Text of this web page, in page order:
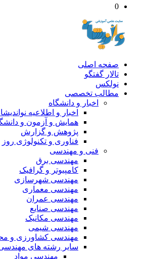
صفحه اصلی
تالار گفتگو
نولکس
مطالب تخصصی
اخبار و دانشگاه
اخبار و اطلاعیه نواندیشان
همایش و آزمون و دانشگاه
پژوهش و گزارش
فناوری و تکنولوژی روز
فنی و مهندسی
مهندسی برق
کامپیوتر و گرافیک
مهندسی شهرسازی
مهندسی معماری
مهندسی عمران
مهندسی صنایع
مهندسی مکانیک
مهندسی شیمی
مهندسی کشاورزی و
سایر رشته های مهندسی
مهندسی مواد